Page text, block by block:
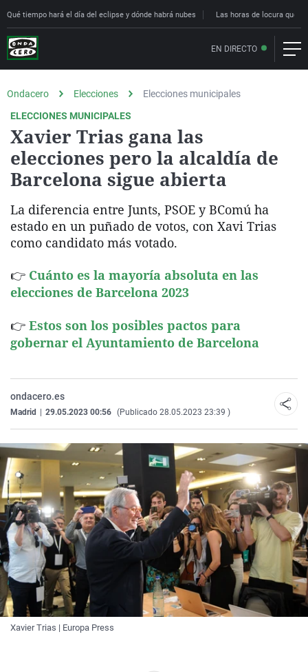
Qué tiempo hará el día del eclipse y dónde habrá nubes Las horas de locura que
EN DIRECTO
Ondacero Elecciones
Elecciones municipales
ELECCIONES MUNICIPALES
Xavier Trias gana las
elecciones pero la alcaldía de
Barcelona sigue abierta
La diferencia entre Junts, PSOE y BComú ha
estado en un puñado de votos, con Xavi Trias
como candidato más votado.
👉 Cuánto es la mayoría absoluta en las
elecciones de Barcelona 2023
👉 Estos son los posibles pactos para
gobernar el Ayuntamiento de Barcelona
ondacero.es
Madrid 29.05.2023 00:56 (Publicado 28.05.2023 23:39 )
Xavier Trias | Europa Press